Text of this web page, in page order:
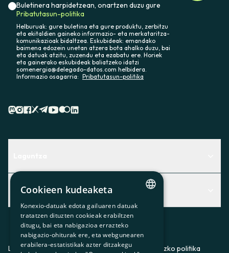
Buletinera harpidetzean, onartzen duzu gure
Pribatutasun-politika
Helburuak: gure buletina eta gure produktu, zerbitzu
eta ekitaldien gaineko informazio- eta merkataritza-
komunikazioak bidaltzea. Eskubideak: emandako
baimena edozein unetan atzera bota ahalko duzu, bai
eta datuak atzitu, zuzendu eta ezabatu ere. Horiek
eta gainerako eskubideak baliatzeko idatzi
somenergia@delegado-datos.com helbidera.
Informazio osagarria: Pribatutasun-politika
Centro de Ayuda
Aurkitu zerbitzurik egokiena zuretzat
Contacto
Albisteak
Albisteak
Bazkideen txokoa
Prentsa
Lege-oharraPribatutasun-politikaCookieei buruzko politika
CATALAN
SPANISH
GL
Cookieen kudeaketa
Konexio-datuak edota gailuaren datuak
tratatzen dituzten cookieak erabiltzen
ditugu, bai eta nabigazioa errazteko
nabigazio-ohiturak ere, eta webgunearen
erabilera-estatistikak azter ditzakegu